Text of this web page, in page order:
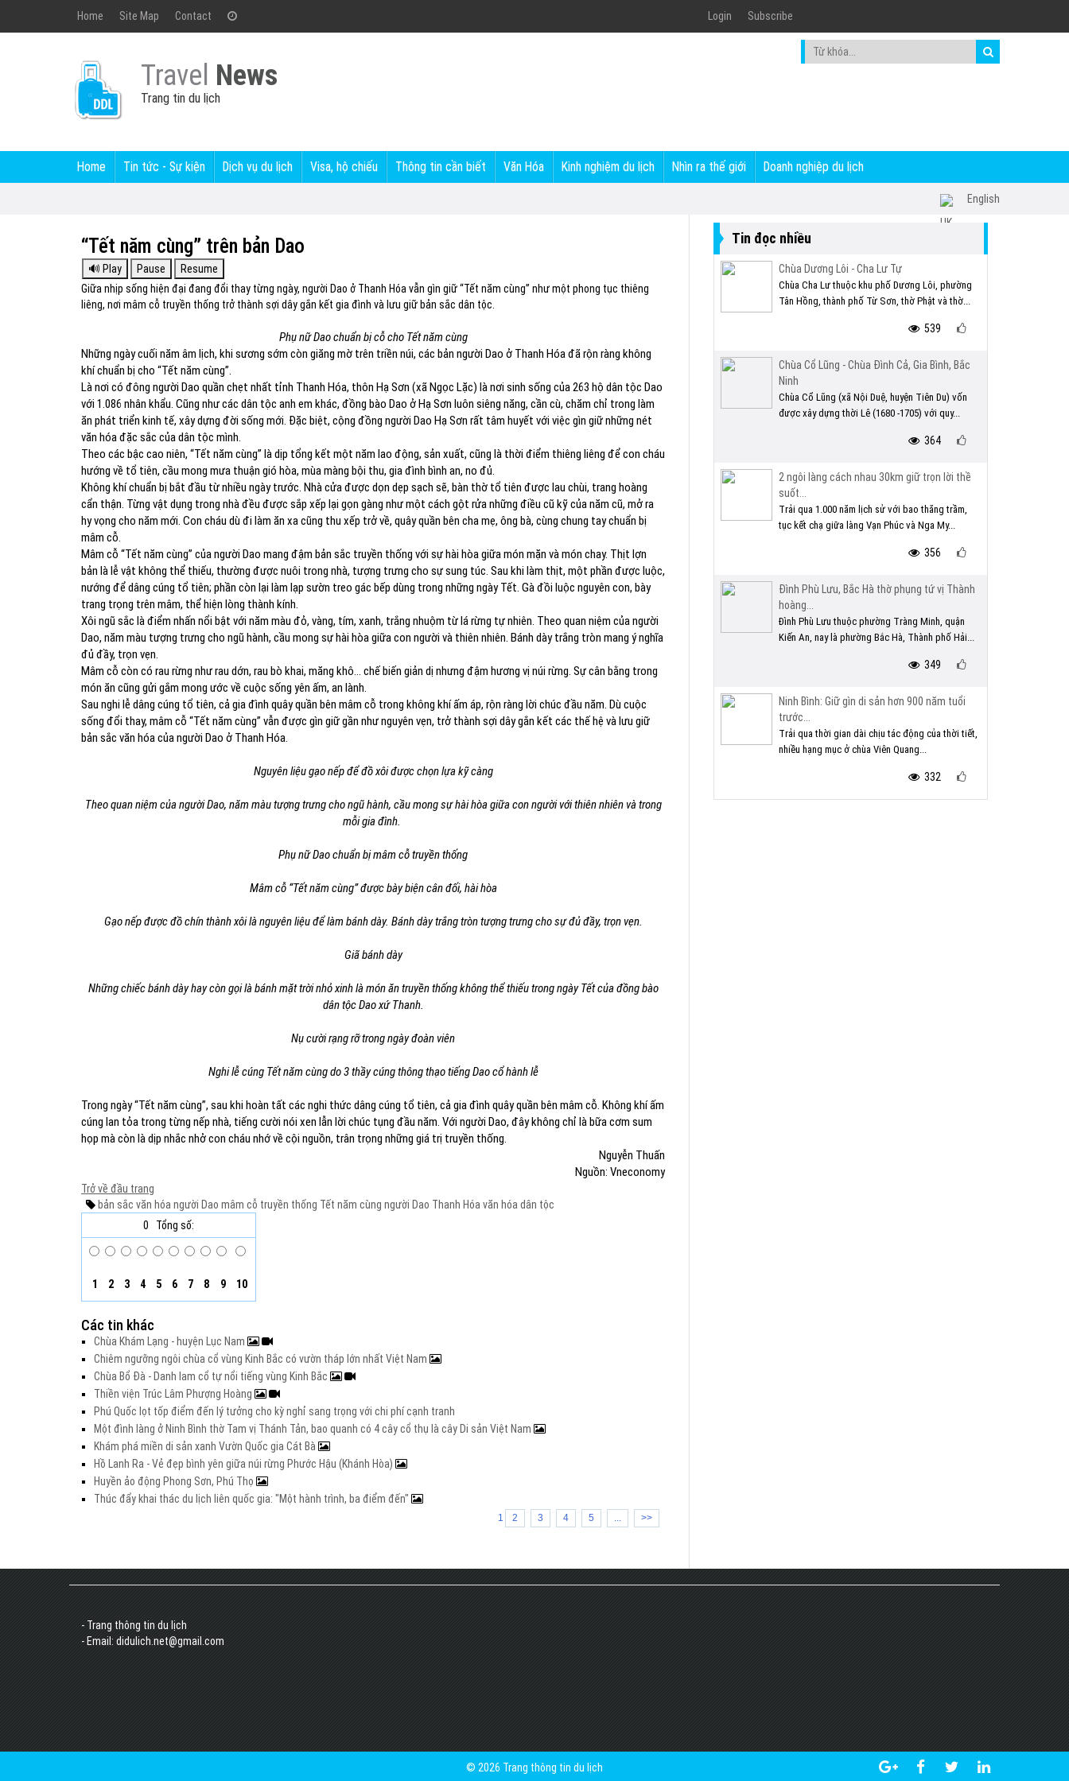
Home Site Map Contact Login Subscribe
Travel News
Trang tin du lịch
Home Tin tức - Sự kiện Dịch vụ du lịch Visa, hộ chiếu Thông tin cần biết Văn Hóa Kinh nghiệm du lịch Nhìn ra thế giới Doanh nghiệp du lịch
English
“Tết năm cùng” trên bản Dao
Giữa nhịp sống hiện đại đang đổi thay từng ngày, người Dao ở Thanh Hóa vẫn gìn giữ “Tết năm cùng” như một phong tục thiêng
liêng, nơi mâm cỗ truyền thống trở thành sợi dây gắn kết gia đình và lưu giữ bản sắc dân tộc.
Phụ nữ Dao chuẩn bị cỗ cho Tết năm cùng
Những ngày cuối năm âm lịch, khi sương sớm còn giăng mờ trên triền núi, các bản người Dao ở Thanh Hóa đã rộn ràng không
khí chuẩn bị cho “Tết năm cùng”.
Là nơi có đông người Dao quần chẹt nhất tỉnh Thanh Hóa, thôn Hạ Sơn (xã Ngọc Lặc) là nơi sinh sống của 263 hộ dân tộc Dao
với 1.086 nhân khẩu. Cũng như các dân tộc anh em khác, đồng bào Dao ở Hạ Sơn luôn siêng năng, cần cù, chăm chỉ trong làm
ăn phát triển kinh tế, xây dựng đời sống mới. Đặc biệt, cộng đồng người Dao Hạ Sơn rất tâm huyết với việc gìn giữ những nét
văn hóa đặc sắc của dân tộc mình.
Theo các bậc cao niên, “Tết năm cùng” là dịp tổng kết một năm lao động, sản xuất, cũng là thời điểm thiêng liêng để con cháu
hướng về tổ tiên, cầu mong mưa thuận gió hòa, mùa màng bội thu, gia đình bình an, no đủ.
Không khí chuẩn bị bắt đầu từ nhiều ngày trước. Nhà cửa được dọn dẹp sạch sẽ, bàn thờ tổ tiên được lau chùi, trang hoàng
cẩn thận. Từng vật dụng trong nhà đều được sắp xếp lại gọn gàng như một cách gột rửa những điều cũ kỹ của năm cũ, mở ra
hy vọng cho năm mới. Con cháu dù đi làm ăn xa cũng thu xếp trở về, quây quần bên cha mẹ, ông bà, cùng chung tay chuẩn bị
mâm cỗ.
Mâm cỗ “Tết năm cùng” của người Dao mang đậm bản sắc truyền thống với sự hài hòa giữa món mặn và món chay. Thịt lợn
bản là lễ vật không thể thiếu, thường được nuôi trong nhà, tượng trưng cho sự sung túc. Sau khi làm thịt, một phần được luộc,
nướng để dâng cúng tổ tiên; phần còn lại làm lạp sườn treo gác bếp dùng trong những ngày Tết. Gà đồi luộc nguyên con, bày
trang trọng trên mâm, thể hiện lòng thành kính.
Xôi ngũ sắc là điểm nhấn nổi bật với năm màu đỏ, vàng, tím, xanh, trắng nhuộm từ lá rừng tự nhiên. Theo quan niệm của người
Dao, năm màu tượng trưng cho ngũ hành, cầu mong sự hài hòa giữa con người và thiên nhiên. Bánh dày trắng tròn mang ý nghĩa
đủ đầy, trọn vẹn.
Mâm cỗ còn có rau rừng như rau dớn, rau bò khai, măng khô… chế biến giản dị nhưng đậm hương vị núi rừng. Sự cân bằng trong
món ăn cũng gửi gắm mong ước về cuộc sống yên ấm, an lành.
Sau nghi lễ dâng cúng tổ tiên, cả gia đình quây quần bên mâm cỗ trong không khí ấm áp, rộn ràng lời chúc đầu năm. Dù cuộc
sống đổi thay, mâm cỗ “Tết năm cùng” vẫn được gìn giữ gần như nguyên vẹn, trở thành sợi dây gắn kết các thế hệ và lưu giữ
bản sắc văn hóa của người Dao ở Thanh Hóa.
Nguyên liệu gạo nếp để đồ xôi được chọn lựa kỹ càng
Theo quan niệm của người Dao, năm màu tượng trưng cho ngũ hành, cầu mong sự hài hòa giữa con người với thiên nhiên và trong
mỗi gia đình.
Phụ nữ Dao chuẩn bị mâm cỗ truyền thống
Mâm cỗ “Tết năm cùng” được bày biện cân đối, hài hòa
Gạo nếp được đồ chín thành xôi là nguyên liệu để làm bánh dày. Bánh dày trắng tròn tượng trưng cho sự đủ đầy, trọn vẹn.
Giã bánh dày
Những chiếc bánh dày hay còn gọi là bánh mặt trời nhỏ xinh là món ăn truyền thống không thể thiếu trong ngày Tết của đồng bào
dân tộc Dao xứ Thanh.
Nụ cười rạng rỡ trong ngày đoàn viên
Nghi lễ cúng Tết năm cùng do 3 thầy cúng thông thạo tiếng Dao cổ hành lễ
Trong ngày “Tết năm cùng”, sau khi hoàn tất các nghi thức dâng cúng tổ tiên, cả gia đình quây quần bên mâm cỗ. Không khí ấm
cúng lan tỏa trong từng nếp nhà, tiếng cười nói xen lẫn lời chúc tụng đầu năm. Với người Dao, đây không chỉ là bữa cơm sum
họp mà còn là dịp nhắc nhở con cháu nhớ về cội nguồn, trân trọng những giá trị truyền thống.
Nguyễn Thuấn
Nguồn: Vneconomy
Trở về đầu trang
bản sắc văn hóa người Dao mâm cỗ truyền thống Tết năm cùng người Dao Thanh Hóa văn hóa dân tộc
0
Tổng số:
1 2 3 4 5 6 7 8 9 10
Các tin khác
Chùa Khám Lạng - huyện Lục Nam
Chiêm ngưỡng ngôi chùa cổ vùng Kinh Bắc có vườn tháp lớn nhất Việt Nam
Chùa Bổ Đà - Danh lam cổ tự nổi tiếng vùng Kinh Bắc
Thiền viện Trúc Lâm Phượng Hoàng
Phú Quốc lọt tốp điểm đến lý tưởng cho kỳ nghỉ sang trọng với chi phí cạnh tranh
Một đình làng ở Ninh Bình thờ Tam vị Thánh Tản, bao quanh có 4 cây cổ thụ là cây Di sản Việt Nam
Khám phá miền di sản xanh Vườn Quốc gia Cát Bà
Hồ Lanh Ra - Vẻ đẹp bình yên giữa núi rừng Phước Hậu (Khánh Hòa)
Huyền ảo động Phong Sơn, Phú Thọ
Thúc đẩy khai thác du lịch liên quốc gia: "Một hành trình, ba điểm đến"
1 2 3 4 5 ... >>
Tin đọc nhiều
Chùa Dương Lôi - Cha Lư Tự
Chùa Cha Lư thuộc khu phố Dương Lôi, phường
Tân Hồng, thành phố Từ Sơn, thờ Phật và thờ...
539
Chùa Cổ Lũng - Chùa Đình Cả, Gia Bình, Bắc
Ninh
Chùa Cổ Lũng (xã Nội Duệ, huyện Tiên Du) vốn
được xây dựng thời Lê (1680 -1705) với quy...
364
2 ngôi làng cách nhau 30km giữ trọn lời thề
suốt...
Trải qua 1.000 năm lịch sử với bao thăng trầm,
tục kết chạ giữa làng Vạn Phúc và Nga My...
356
Đình Phù Lưu, Bắc Hà thờ phụng tứ vị Thành
hoàng...
Đình Phù Lưu thuộc phường Tràng Minh, quận
Kiến An, nay là phường Bắc Hà, Thành phố Hải...
349
Ninh Bình: Giữ gìn di sản hơn 900 năm tuổi
trước...
Trải qua thời gian dài chịu tác động của thời tiết,
nhiều hạng mục ở chùa Viên Quang...
332
- Trang thông tin du lịch
- Email: didulich.net@gmail.com
© 2026 Trang thông tin du lịch